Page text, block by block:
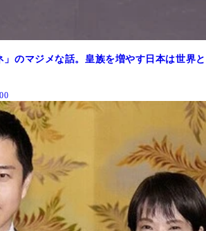
」のマジメな話。皇族を増やす日本は世界と